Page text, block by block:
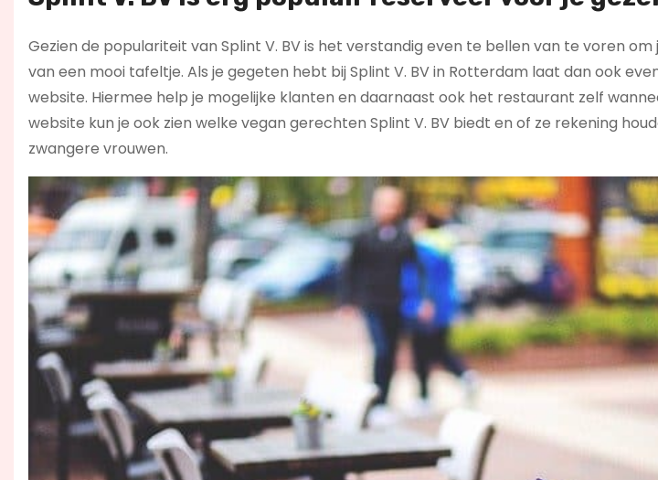
Gezien de populariteit van Splint V. BV is het verstandig even te bellen van te voren
van een mooi tafeltje. Als je gegeten hebt bij Splint V. BV in Rotterdam laat dan ook
website. Hiermee help je mogelijke klanten en daarnaast ook het restaurant zelf
website kun je ook zien welke vegan gerechten Splint V. BV biedt en of ze rekening
zwangere vrouwen.